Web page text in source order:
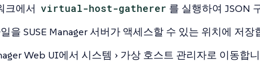
크에서 virtual-host-gatherer 를 실행하여 JSON
을 SUSE Manager 서버가 액세스할 수 있는 위치에 저장
Web UI에서 시스템 가상 호스트 관리자로 이동합